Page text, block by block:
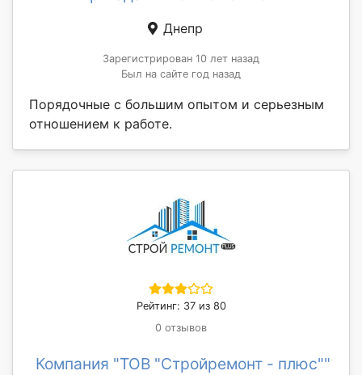
Днепр
Зарегистрирован 10 лет назад
Был на сайте год назад
Порядочные с большим опытом и серьезным
отношением к работе.
Рейтинг: 37 из 80
0 отзывов
Компания "ТОВ "Стройремонт - плюс""